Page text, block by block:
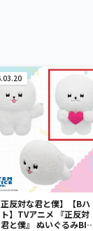
正反対な君と僕】【Bハ
】TVアニメ 『正反対
と僕』 ぬいぐるみBIG